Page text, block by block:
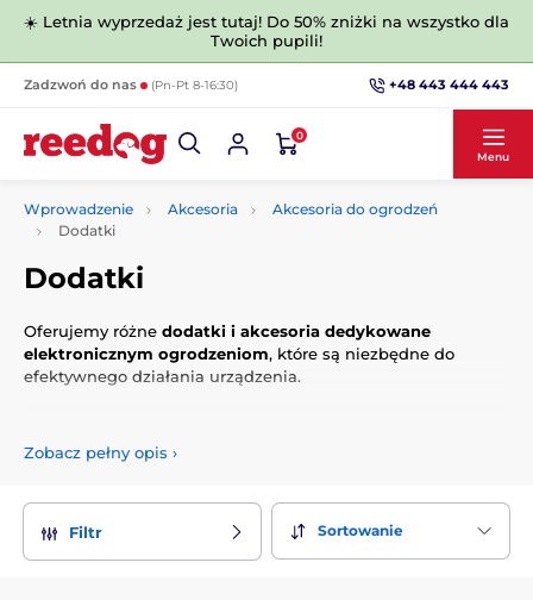
☀️ Letnia wyprzedaż jest tutaj! Do 50% zniżki na wszystko dla
Twoich pupili!
Zadzwoń do nas (Pn-Pt 8-16:30) +48 443 444 443
0
Menu
Wprowadzenie Akcesoria
Akcesoria do ogrodzeń
Dodatki
Dodatki
Oferujemy różne dodatki i akcesoria dedykowane
elektronicznym ogrodzeniom, które są niezbędne do
efektywnego działania urządzenia.
Zobacz pełny opis ›
Filtr Sortowanie